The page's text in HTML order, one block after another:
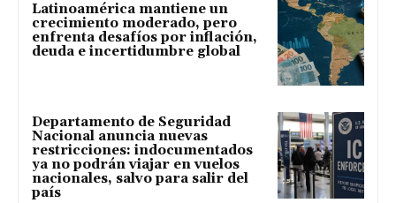
Latinoamérica mantiene un
crecimiento moderado, pero
enfrenta desafíos por inflación,
deuda e incertidumbre global
Departamento de Seguridad
Nacional anuncia nuevas
restricciones: indocumentados
ya no podrán viajar en vuelos
nacionales, salvo para salir del
país